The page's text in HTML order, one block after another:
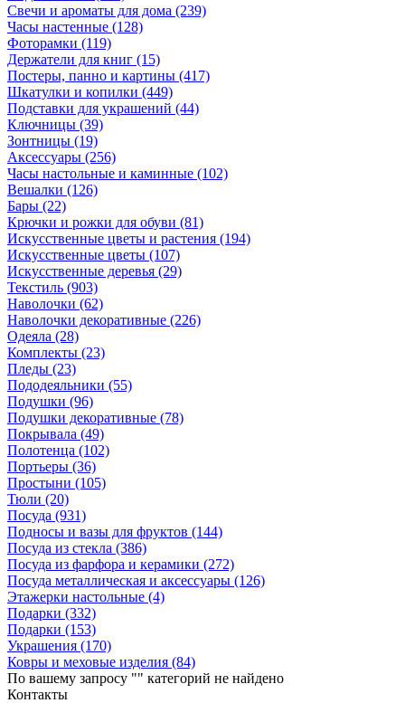
Свечи и ароматы для дома (239)
Часы настенные (128)
Фоторамки (119)
Держатели для книг (15)
Постеры, панно и картины (417)
Шкатулки и копилки (449)
Подставки для украшений (44)
Ключницы (39)
Зонтницы (19)
Аксессуары (256)
Часы настольные и каминные (102)
Вешалки (126)
Бары (22)
Крючки и рожки для обуви (81)
Искусственные цветы и растения (194)
Искусственные цветы (107)
Искусcтвенные деревья (29)
Текстиль (903)
Наволочки (62)
Наволочки декоративные (226)
Одеяла (28)
Комплекты (23)
Пледы (23)
Пододеяльники (55)
Подушки (96)
Подушки декоративные (78)
Покрывала (49)
Полотенца (102)
Портьеры (36)
Простыни (105)
Тюли (20)
Посуда (931)
Подносы и вазы для фруктов (144)
Посуда из стекла (386)
Посуда из фарфора и керамики (272)
Посуда металлическая и аксессуары (126)
Этажерки настольные (4)
Подарки (332)
Подарки (153)
Украшения (170)
Ковры и меховые изделия (84)
По вашему запросу "" категорий не найдено
Контакты